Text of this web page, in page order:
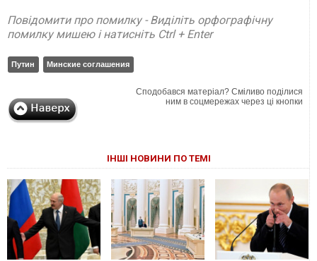
Повідомити про помилку - Виділіть орфографічну
помилку мишею і натисніть Ctrl + Enter
Путин Минские соглашения
Сподобався матеріал? Сміливо поділися
ним в соцмережах через ці кнопки
ІНШІ НОВИНИ ПО ТЕМІ